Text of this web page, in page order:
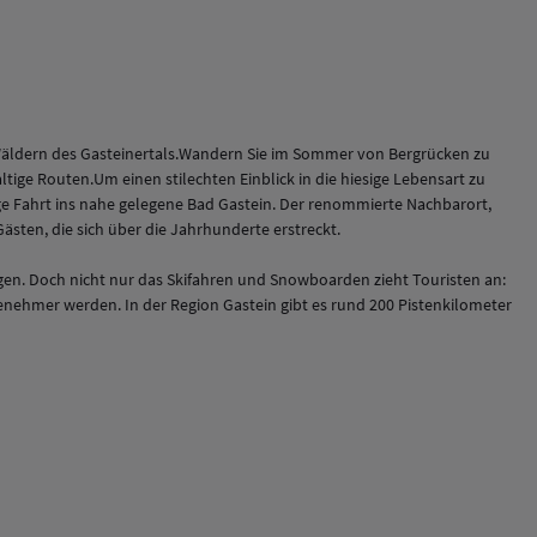
des Gasteinertals.Wandern Sie im Sommer von Bergrücken zu
Routen.Um einen stilechten Einblick in die hiesige Lebensart zu
ins nahe gelegene Bad Gastein. Der renommierte Nachbarort,
die sich über die Jahrhunderte erstreckt.
Doch nicht nur das Skifahren und Snowboarden zieht Touristen an:
werden. In der Region Gastein gibt es rund 200 Pistenkilometer